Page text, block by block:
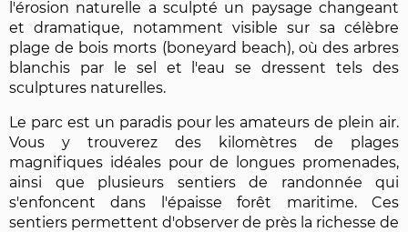
l'érosion naturelle a sculpté un paysage changeant
et dramatique, notamment visible sur sa célèbre
plage de bois morts (boneyard beach), où des arbres
blanchis par le sel et l'eau se dressent tels des
sculptures naturelles.
Le parc est un paradis pour les amateurs de plein air.
Vous y trouverez des kilomètres de plages
magnifiques idéales pour de longues promenades,
ainsi que plusieurs sentiers de randonnée qui
s'enfoncent dans l'épaisse forêt maritime. Ces
sentiers permettent d'observer de près la richesse de